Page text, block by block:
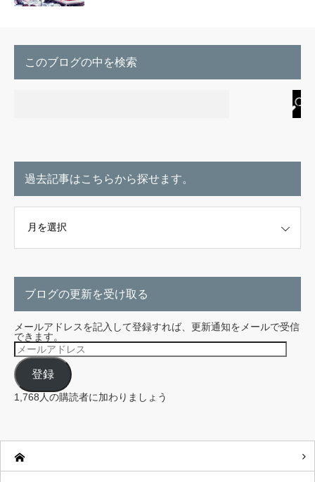
このブログの中を検索
過去記事はこちらから探せます。
ブログの更新を受け取る
メールアドレスを記入して登録すれば、更新通知をメールで受信
できます。
メ
ー
ル
ア
ド
レ
ス
登録
1,768人の購読者に加わりましょう